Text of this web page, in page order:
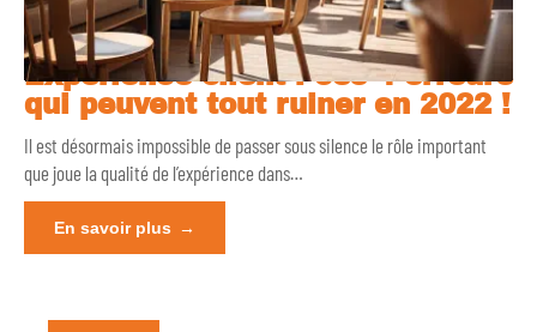
Expérience client : ces 4 erreurs
qui peuvent tout ruiner en 2022 !
Il est désormais impossible de passer sous silence le rôle important
que joue la qualité de l’expérience dans…
En savoir plus